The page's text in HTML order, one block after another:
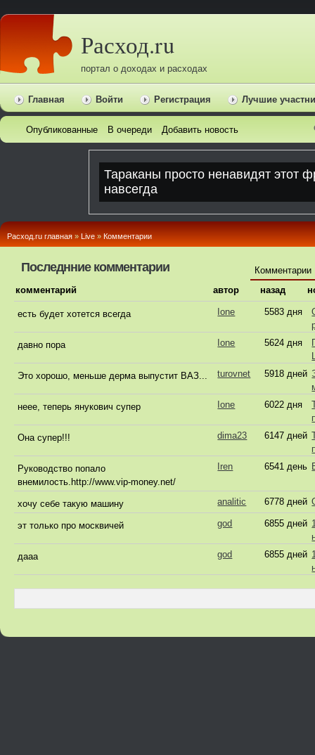
Расход.ru
портал о доходах и расходах
Главная Войти Регистрация Лучшие
Опубликованные В очереди Добавить новость
Расход.ru главная » Live » Комментарии
Последнние комментарии
Комментарии
комментарий
автор назад
есть будет хотется всегда Ione 5583 дня
давно пора
Ione 5624 дня
Это хорошо, меньше дерма выпустит ВАЗ...
turovnet 5918 дней
неее, теперь янукович супер
Ione 6022 дня
Она супер!!!
dima23 6147 дней
Руководство попало
внемилость.http://www.vip-money.net/
Iren 6541 день
хочу себе такую машину analitic 6778 дней
эт только про москвичей god 6855 дней
дааа
god 6855 дней